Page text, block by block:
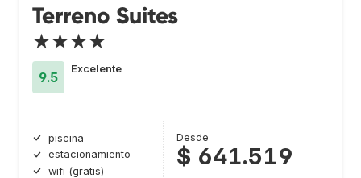
Terreno Suites
★★★★
9.5
Excelente
piscina
estacionamiento
wifi (gratis)
Desde
$ 641.519